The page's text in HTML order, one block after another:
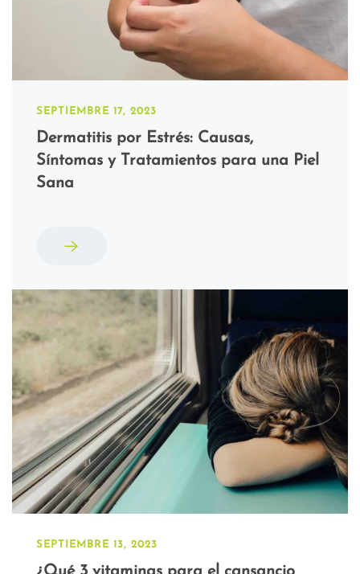
SEPTIEMBRE 17, 2023
Dermatitis por Estrés: Causas,
Síntomas y Tratamientos para una Piel
Sana
SEPTIEMBRE 13, 2023